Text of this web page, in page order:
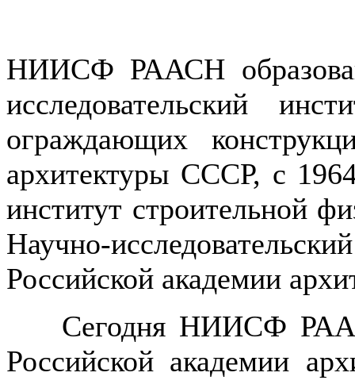
НИИСФ РААСН
исследовательский
ограждающих
архитектуры СССР, с
институт строительной
Научно-
Российской академии
Сегодня НИИСФ РААСН
Российской академии